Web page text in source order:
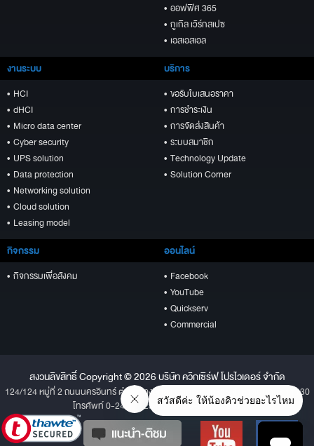
• ออฟฟิศ 365
• กูเกิล เวิร์กสเปซ
• เอสเอสเอล
งานระบบ
• HCI
• dHCI
• Micro data center
• Cyber security
• UPS solution
• Data protection
• Networking solution
• Cloud solution
• Leasing model
บริการ
• ขอรับใบเสนอราคา
• การชำระเงิน
• การจัดส่งสินค้า
• ระบบสมาชิก
• Technology Update
• Solution Corner
กิจกรรม
• กิจกรรมเพื่อสังคม
ออนไลน์
• Facebook
• YouTube
• Quickserv
• Commercial
สงวนลิขสิทธิ์ Copyright © 2026 บริษัท ควิกเซิร์ฟ โปรไวเดอร์ จำกัด
124/124 หมู่ที่ 2 ถนนนครอินทร์ ตำบลบางสีทอง อำเภอบางกรวย จังหวัดนนทบุรี 11130
โทรศัพท์ 0-2496-1234 โทรสาร 0-2496-1001